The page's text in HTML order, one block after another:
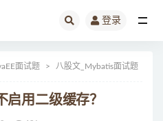
登录
面试题 八股文_Mybatis面试题
用二级缓存？